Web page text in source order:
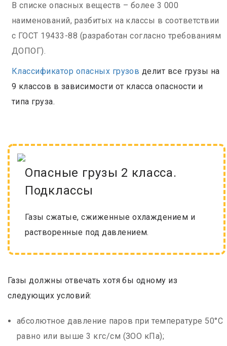
В списке опасных веществ – более 3 000
наименований, разбитых на классы в соответствии
с ГОСТ 19433-88 (разработан согласно требованиям
ДОПОГ).
Классификатор опасных грузов делит все грузы на
9 классов в зависимости от класса опасности и
типа груза.
Опасные грузы 2 класса.
Подклассы
Газы сжатые, сжиженные охлаждением и
растворенные под давлением.
Газы должны отвечать хотя бы одному из
следующих условий:
абсолютное давление паров при температуре 50°С
равно или выше 3 кгс/см (ЗОО кПа);